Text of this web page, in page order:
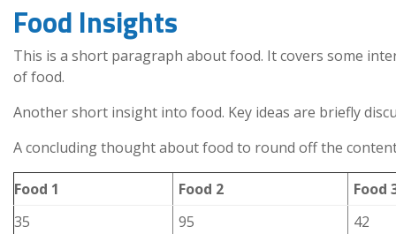
Food Insights
This is a short paragraph about food. It covers some
of food.
Another short insight into food. Key ideas are briefly
A concluding thought about food to round off the
Food 1 Food 2
Food
35
95
42